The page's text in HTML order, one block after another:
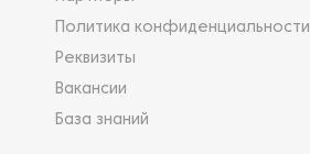
Политика конфиденциальности
Реквизиты
Вакансии
База знаний